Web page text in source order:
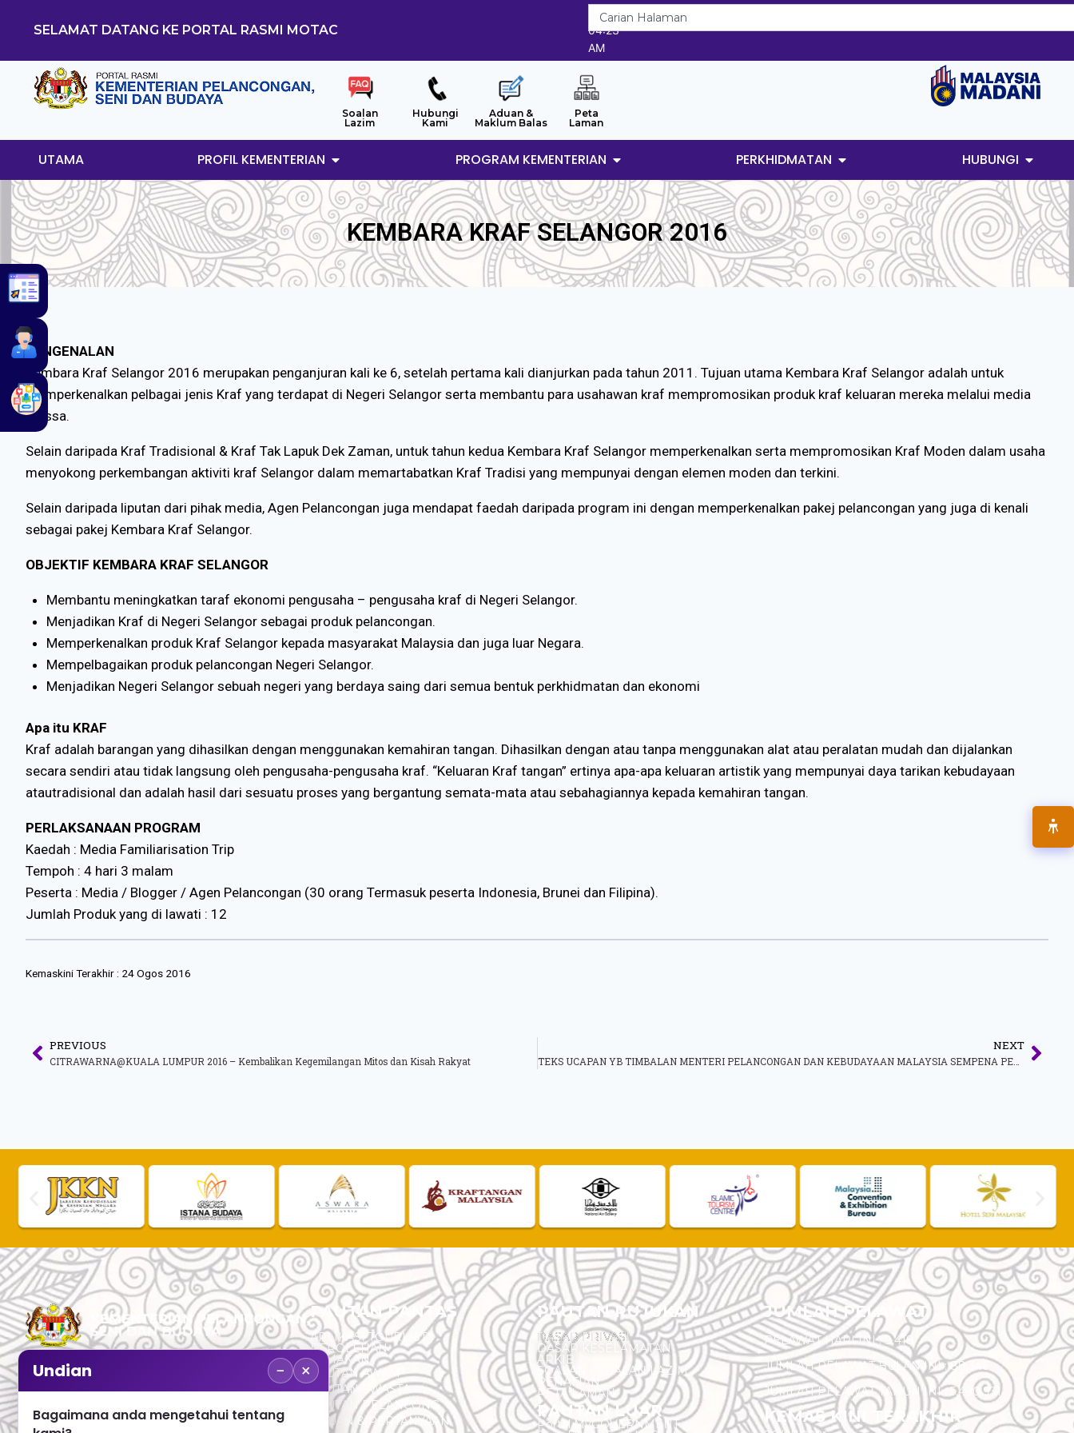
SELAMAT DATANG KE PORTAL RASMI MOTAC
6/8/2026
04:23
AM
Soalan
Lazim
Hubungi
Kami
Aduan &
Maklum Balas
Peta
Laman
UTAMA PROFIL KEMENTERIAN PROGRAM KEMENTERIAN PERKHIDMATAN HUBUNGI
KEMBARA KRAF SELANGOR 2016
PENGENALAN
Kembara Kraf Selangor 2016 merupakan penganjuran kali ke 6, setelah pertama kali dianjurkan pada tahun 2011. Tujuan utama Kembara Kraf Selangor adalah untuk
memperkenalkan pelbagai jenis Kraf yang terdapat di Negeri Selangor serta membantu para usahawan kraf mempromosikan produk kraf keluaran mereka melalui media
massa.
Selain daripada Kraf Tradisional & Kraf Tak Lapuk Dek Zaman, untuk tahun kedua Kembara Kraf Selangor memperkenalkan serta mempromosikan Kraf Moden dalam usaha
menyokong perkembangan aktiviti kraf Selangor dalam memartabatkan Kraf Tradisi yang mempunyai dengan elemen moden dan terkini.
Selain daripada liputan dari pihak media, Agen Pelancongan juga mendapat faedah daripada program ini dengan memperkenalkan pakej pelancongan yang juga di kenali
sebagai pakej Kembara Kraf Selangor.
OBJEKTIF KEMBARA KRAF SELANGOR
Membantu meningkatkan taraf ekonomi pengusaha – pengusaha kraf di Negeri Selangor.
Menjadikan Kraf di Negeri Selangor sebagai produk pelancongan.
Memperkenalkan produk Kraf Selangor kepada masyarakat Malaysia dan juga luar Negara.
Mempelbagaikan produk pelancongan Negeri Selangor.
Menjadikan Negeri Selangor sebuah negeri yang berdaya saing dari semua bentuk perkhidmatan dan ekonomi
Apa itu KRAF
Kraf adalah barangan yang dihasilkan dengan menggunakan kemahiran tangan. Dihasilkan dengan atau tanpa menggunakan alat atau peralatan mudah dan dijalankan
secara sendiri atau tidak langsung oleh pengusaha-pengusaha kraf. “Keluaran Kraf tangan” ertinya apa-apa keluaran artistik yang mempunyai daya tarikan kebudayaan
atautradisional dan adalah hasil dari sesuatu proses yang bergantung semata-mata atau sebahagiannya kepada kemahiran tangan.
PERLAKSANAAN PROGRAM
Kaedah : Media Familiarisation Trip
Tempoh : 4 hari 3 malam
Peserta : Media / Blogger / Agen Pelancongan (30 orang Termasuk peserta Indonesia, Brunei dan Filipina).
Jumlah Produk yang di lawati : 12
Kemaskini Terakhir : 24 Ogos 2016
PREVIOUS
CITRAWARNA@KUALA LUMPUR 2016 – Kembalikan Kegemilangan Mitos dan Kisah Rakyat
NEXT
TEKS UCAPAN YB TIMBALAN MENTERI PELANCONGAN DAN KEBUDAYAAN MALAYSIA SEMPENA PESTA MAGAHAU 2016 PERINGKAT NEGERI SABAH
No. 2, Menara 1, Jalan P5/6, Presint 5,
+603 8000 8000
PAUTAN PANTAS
APLIKASI TOURLIST
PEROLEHAN
SEMAKAN
PAUTAN AWAM
PAUTAN SWASTA
PAUTAN PELANCONG
ADUAN & PERTANYAAN
PAUTAN RUJUKAN
DASAR PRIVASI
DASAR KESELAMATAN
ARKIB
SOALAN - SOALAN LAZIM
PENAFIAN
PETA LAMAN
PAUTAN LUAR
Portal MyGOVERNMENT
JUMLAH PELAWAT
PELAWAT HARI INI : 9,418
JUMLAH PELAWAT BULAN INI : 88,346
JUMLAH PELAWAT TAHUN INI : 5,490,931
KEMAS KINI TERAKHIR
Undian − ×
Bagaimana anda mengetahui tentang